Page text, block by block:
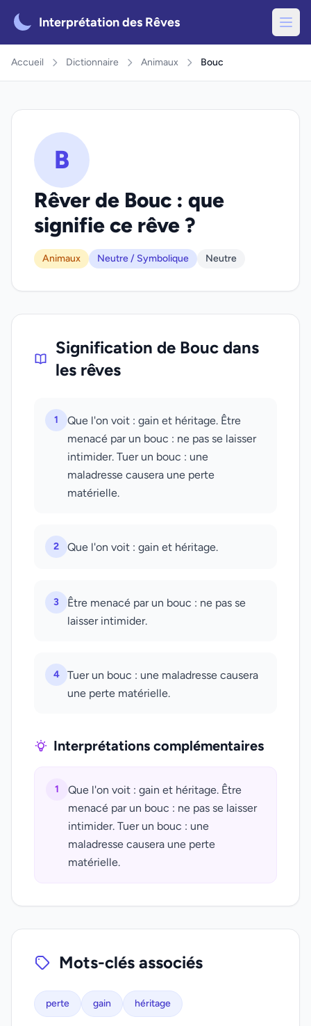
Interprétation des Rêves
Accueil Dictionnaire Animaux Bouc
B
Rêver de Bouc : que
signifie ce rêve ?
Animaux Neutre / Symbolique Neutre
Signification de Bouc dans
les rêves
1
Que l'on voit : gain et héritage. Être
menacé par un bouc : ne pas se laisser
intimider. Tuer un bouc : une
maladresse causera une perte
matérielle.
2 Que l'on voit : gain et héritage.
3
Être menacé par un bouc : ne pas se
laisser intimider.
4
Tuer un bouc : une maladresse causera
une perte matérielle.
Interprétations complémentaires
1
Que l'on voit : gain et héritage. Être
menacé par un bouc : ne pas se laisser
intimider. Tuer un bouc : une
maladresse causera une perte
matérielle.
Mots-clés associés
perte gain héritage